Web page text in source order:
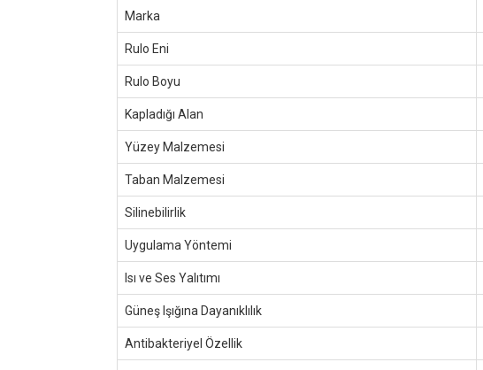
Marka
Rulo Eni
Rulo Boyu
Kapladığı Alan
Yüzey Malzemesi
Taban Malzemesi
Silinebilirlik
Uygulama Yöntemi
Isı ve Ses Yalıtımı
Güneş Işığına Dayanıklılık
Antibakteriyel Özellik